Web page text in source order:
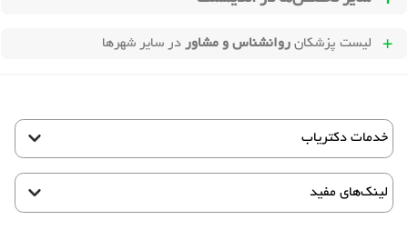
لیست پزشکان روانشناس و مشاور در سایر شهرها
خدمات دکتریاب
لینک‌های مفید